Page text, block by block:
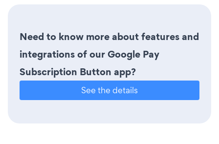
Need to know more about features and
integrations of our Google Pay
Subscription Button app?
See the details